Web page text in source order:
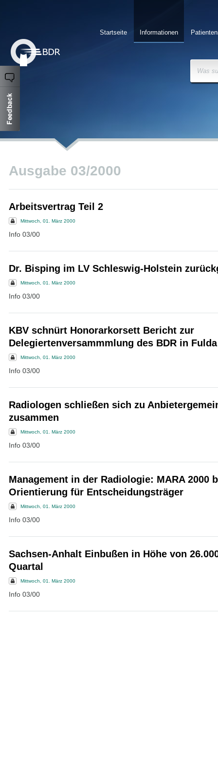
Informationen
Startseite
Was
Ausgabe 03/2000
Arbeitsvertrag Teil 2
Mittwoch, 01. März 2000
Info 03/00
Dr. Bisping im LV Schleswig-Holstein
Mittwoch, 01. März 2000
Info 03/00
KBV schnürt Honorarkorsett Bericht zur
Delegiertenversammmlung des BDR in Fulda
Mittwoch, 01. März 2000
Info 03/00
Radiologen schließen sich zu
zusammen
Mittwoch, 01. März 2000
Info 03/00
Management in der Radiologie: MARA 2000
Orientierung für Entscheidungsträger
Mittwoch, 01. März 2000
Info 03/00
Sachsen-Anhalt Einbußen in Höhe von
Quartal
Mittwoch, 01. März 2000
Info 03/00